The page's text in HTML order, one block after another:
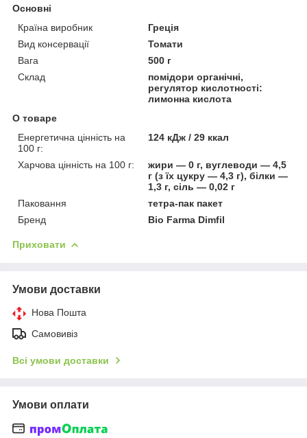
Основні
Країна виробник
Греція
Вид консервації
Томати
Вага
500 г
Склад
помідори органічні,
регулятор кислотності:
лимонна кислота
О товаре
Енергетична цінність на
100 г:
124 кДж / 29 ккал
Харчова цінність на 100 г:
жири — 0 г, вуглеводи — 4,5
г (з їх цукру — 4,3 г), білки —
1,3 г, сіль — 0,02 г
Паковання
тетра-пак пакет
Бренд
Bio Farma Dimfil
Приховати
Умови доставки
Нова Пошта
Самовивіз
Всі умови доставки
Умови оплати